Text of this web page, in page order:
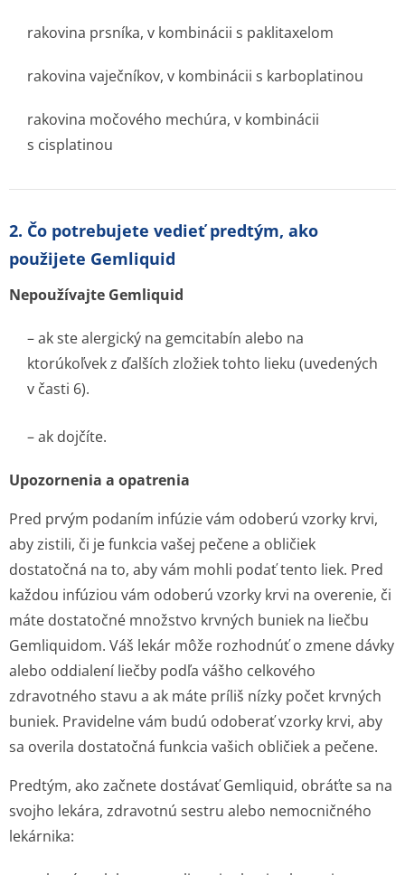
rakovina prsníka, v kombinácii s paklitaxelom
rakovina vaječníkov, v kombinácii s karboplatinou
rakovina močového mechúra, v kombinácii
s cisplatinou
2. Čo potrebujete vedieť predtým, ako
použijete Gemliquid
Nepoužívajte Gemliquid
– ak ste alergický na gemcitabín alebo na
ktorúkoľvek z ďalších zložiek tohto lieku (uvedených
v časti 6).
– ak dojčíte.
Upozornenia a opatrenia
Pred prvým podaním infúzie vám odoberú vzorky krvi,
aby zistili, či je funkcia vašej pečene a obličiek
dostatočná na to, aby vám mohli podať tento liek. Pred
každou infúziou vám odoberú vzorky krvi na overenie, či
máte dostatočné množstvo krvných buniek na liečbu
Gemliquidom. Váš lekár môže rozhodnúť o zmene dávky
alebo oddialení liečby podľa vášho celkového
zdravotného stavu a ak máte príliš nízky počet krvných
buniek. Pravidelne vám budú odoberať vzorky krvi, aby
sa overila dostatočná funkcia vašich obličiek a pečene.
Predtým, ako začnete dostávať Gemliquid, obráťte sa na
svojho lekára, zdravotnú sestru alebo nemocničného
lekárnika: